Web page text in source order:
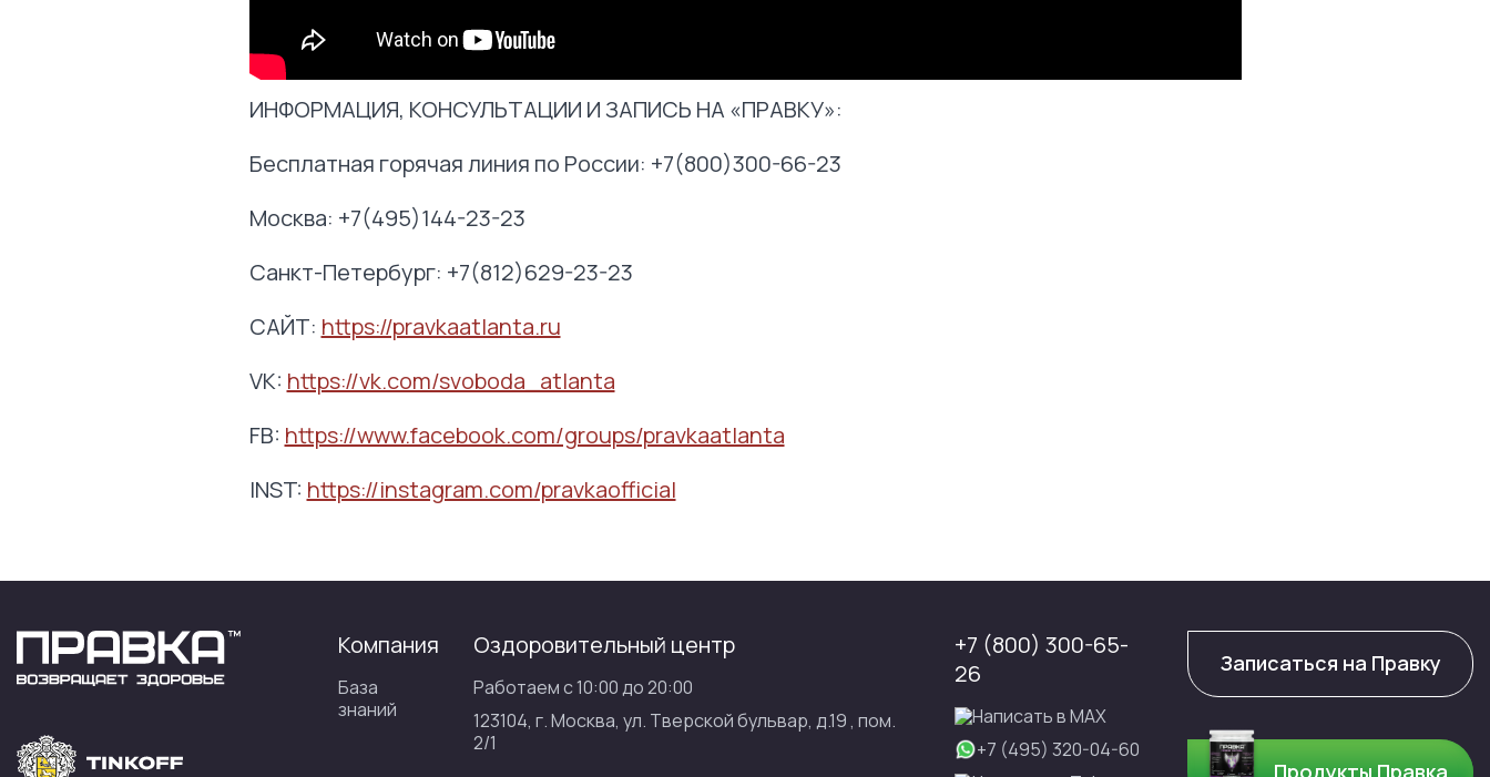
ИНФОРМАЦИЯ, КОНСУЛЬТАЦИИ И ЗАПИСЬ НА «ПРАВКУ»:
Бесплатная горячая линия по России: +7(800)300-66-23
Москва: +7(495)144-23-23
Санкт-Петербург: +7(812)629-23-23
САЙТ: https://pravkaatlanta.ru
VK: https://vk.com/svoboda_atlanta
FB: https://www.facebook.com/groups/pravkaatlanta
INST: https://instagram.com/pravkaofficial
Компания
База
знаний
Оздоровительный центр
Работаем с 10:00 до 20:00
123104, г. Москва, ул. Тверской бульвар, д.19 , пом.
2/1
+7 (800) 300-65-
26
Написать в МАХ
+7 (495) 320-04-60
Записаться на Правку
Продукты Правка